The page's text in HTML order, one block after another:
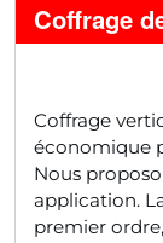
Coffrage
Coffrage
économique
Nous
application.
premier